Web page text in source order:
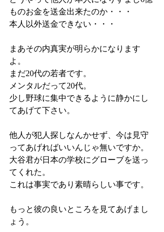
ものお金を送金出来たのか・・・
本人以外送金できない・・・
まあその内真実が明らかになります
よ。
まだ20代の若者です。
メンタルだって20代。
少し野球に集中できるように静かにし
てあげて下さい。
他人が犯人探しなんかせず、今は見守
ってあげればいいんじゃ無いですか。
大谷君が日本の学校にグローブを送っ
てくれた。
これは事実であり素晴らしい事です。
もっと彼の良いところを見てあげまし
ょう。